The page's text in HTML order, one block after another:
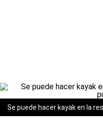
Se puede hacer kayak en la